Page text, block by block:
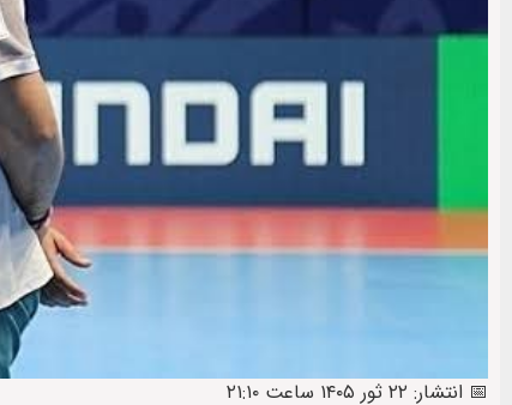
📅 انتشار: ۲۲ ثور ۱۴۰۵ ساعت ۲۱:۱۰